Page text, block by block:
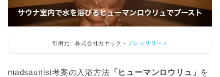
引用元：株式会社カヤック・ プレスリリース
madsaunist考案の入浴方法 「ヒューマンロウリュ」 を